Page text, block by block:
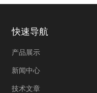
快速导航
产品展示
新闻中心
技术文章